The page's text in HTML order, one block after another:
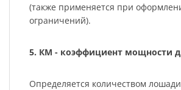
(также применяется при
ограничений).
5. КМ - коэффициент мощности
Определяется количеством